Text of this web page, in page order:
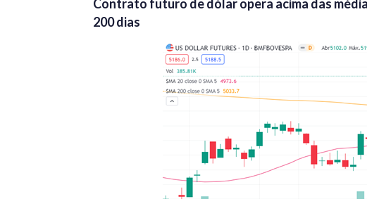
Contrato futuro de dólar opera acima das
200 dias